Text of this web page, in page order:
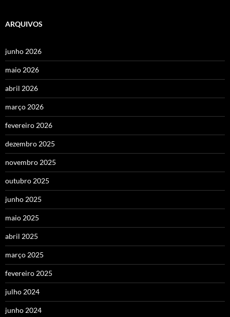
ARQUIVOS
junho 2026
maio 2026
abril 2026
março 2026
fevereiro 2026
dezembro 2025
novembro 2025
outubro 2025
junho 2025
maio 2025
abril 2025
março 2025
fevereiro 2025
julho 2024
junho 2024